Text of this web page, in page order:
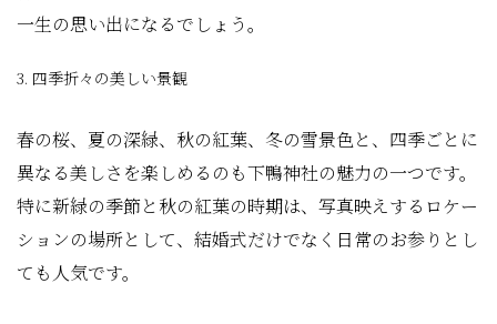
一生の思い出になるでしょう。
3. 四季折々の美しい景観
春の桜、夏の深緑、秋の紅葉、冬の雪景色と、四季ごとに
異なる美しさを楽しめるのも下鴨神社の魅力の一つです。
特に新緑の季節と秋の紅葉の時期は、写真映えするロケー
ションの場所として、結婚式だけでなく日常のお参りとし
ても人気です。